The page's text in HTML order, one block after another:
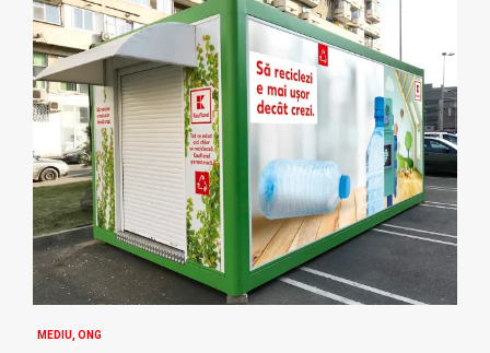
MEDIU ONG